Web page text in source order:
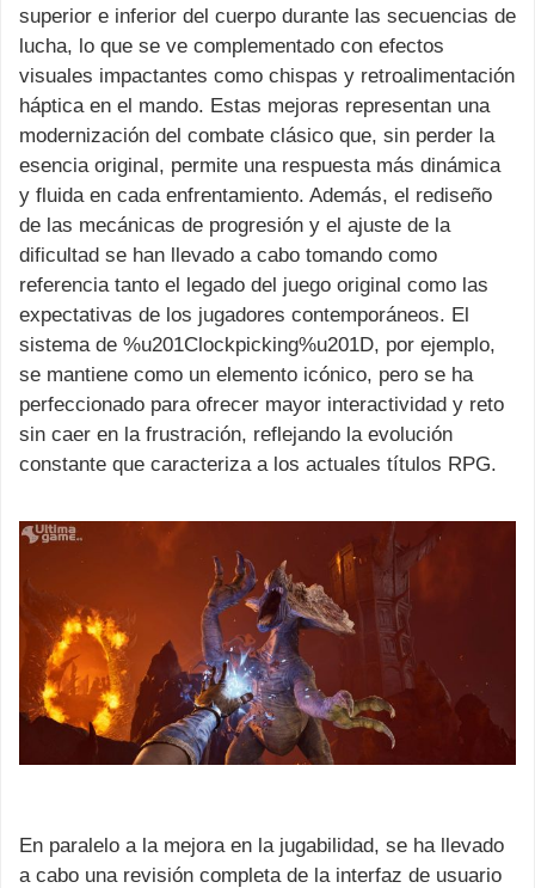
superior e inferior del cuerpo durante las secuencias de
lucha, lo que se ve complementado con efectos
visuales impactantes como chispas y retroalimentación
háptica en el mando. Estas mejoras representan una
modernización del combate clásico que, sin perder la
esencia original, permite una respuesta más dinámica
y fluida en cada enfrentamiento. Además, el rediseño
de las mecánicas de progresión y el ajuste de la
dificultad se han llevado a cabo tomando como
referencia tanto el legado del juego original como las
expectativas de los jugadores contemporáneos. El
sistema de %u201Clockpicking%u201D, por ejemplo,
se mantiene como un elemento icónico, pero se ha
perfeccionado para ofrecer mayor interactividad y reto
sin caer en la frustración, reflejando la evolución
constante que caracteriza a los actuales títulos RPG.
En paralelo a la mejora en la jugabilidad, se ha llevado
a cabo una revisión completa de la interfaz de usuario